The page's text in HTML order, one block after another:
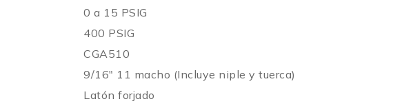
0 a 15 PSIG
400 PSIG
CGA510
9/16″ 11 macho (Incluye niple y tuerca)
Latón forjado